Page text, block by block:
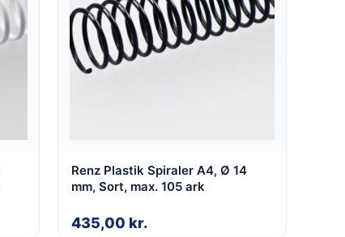
Renz Plastik Spiraler A4, Ø 14
mm, Sort, max. 105 ark
435,00 kr.